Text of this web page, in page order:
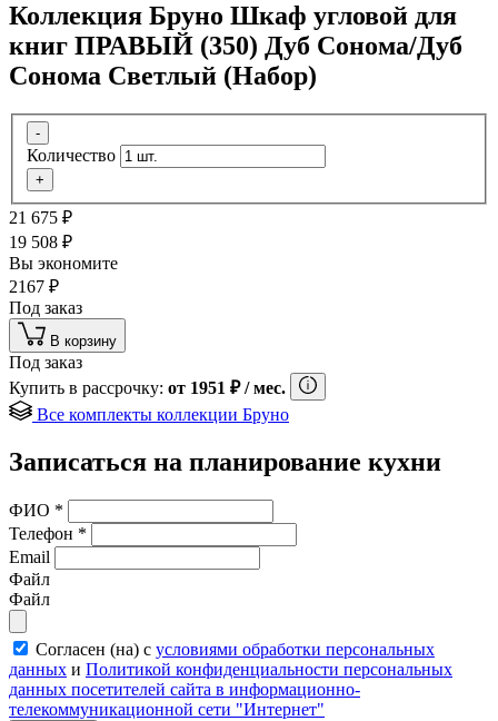
Коллекция Бруно Шкаф угловой для
книг ПРАВЫЙ (350) Дуб Сонома/Дуб
Сонома Светлый (Набор)
-
Количество
+
21 675 ₽
19 508 ₽
Вы экономите
2167 ₽
Под заказ
В корзину
Под заказ
Купить в рассрочку: от 1951 ₽/ мес.
Все комплекты коллекции Бруно
Записаться на планирование кухни
ФИО *
Телефон *
Email
Файл
Файл
Согласен (на) с условиями обработки персональных
данных и Политикой конфиденциальности персональных
данных посетителей сайта в информационно-
телекоммуникационной сети "Интернет"